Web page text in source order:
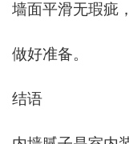
墙面平滑无瑕疵
做好准备。
结语